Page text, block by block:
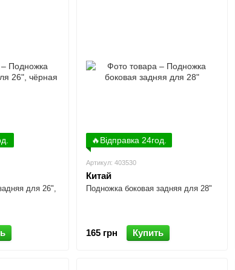
для 26",
🔥Відправка 24год.
Артикул: 403530
Китай
Подножка боковая задняя для 28"
165 грн Купить